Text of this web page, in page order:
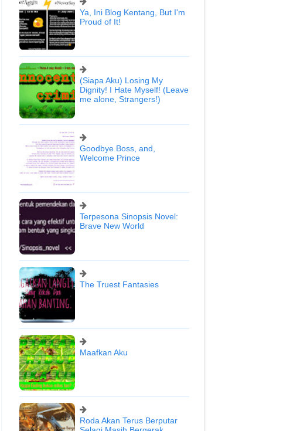
Ya, Ini Blog Kentang, But I'm
Proud of It!
(Siapa Aku) Losing My
Dignity! I Hate Myself! (Leave
me alone, Strangers!)
Goodbye Boss, and,
Welcome Prince
Terpesona Sinopsis Novel:
Brave New World
The Truest Fantasies
Maafkan Aku
Roda Akan Terus Berputar